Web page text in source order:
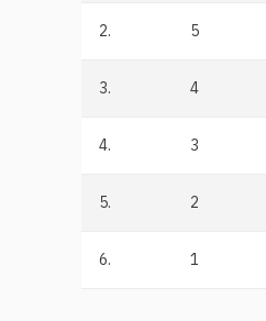
2. 5
3. 4
4. 3
5. 2
6. 1